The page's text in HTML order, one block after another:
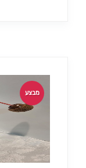
מבצע